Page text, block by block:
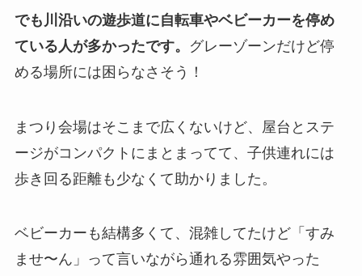
でも川沿いの遊歩道に自転車やベビーカーを停め
ている人が多かったです。
グレーゾーンだけど停
める場所には困らなさそう！
まつり会場はそこまで広くないけど、屋台とステ
ージがコンパクトにまとまってて、子供連れには
歩き回る距離も少なくて助かりました。
ベビーカーも結構多くて、混雑してたけど「すみ
ませ〜ん」って言いながら通れる雰囲気やった